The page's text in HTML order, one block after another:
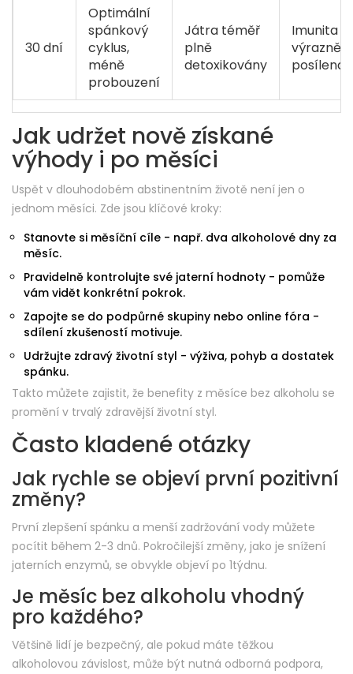
30 dní
Optimální
spánkový
cyklus,
méně
probouzení
Játra téměř
plně
detoxikovány
Imunita
výrazně
posílena
Jak udržet nově získané
výhody i po měsíci
Uspět v dlouhodobém abstinentním životě není jen o
jednom měsíci. Zde jsou klíčové kroky:
Stanovte si měsíční cíle - např. dva alkoholové dny za
měsíc.
Pravidelně kontrolujte své jaterní hodnoty - pomůže
vám vidět konkrétní pokrok.
Zapojte se do podpůrné skupiny nebo online fóra -
sdílení zkušeností motivuje.
Udržujte zdravý životní styl - výživa, pohyb a dostatek
spánku.
Takto můžete zajistit, že benefity z měsíce bez alkoholu se
promění v trvalý zdravější životní styl.
Často kladené otázky
Jak rychle se objeví první pozitivní
změny?
První zlepšení spánku a menší zadržování vody můžete
pocítit během 2-3 dnů. Pokročilejší změny, jako je snížení
jaterních enzymů, se obvykle objeví po 1týdnu.
Je měsíc bez alkoholu vhodný
pro každého?
Většině lidí je bezpečný, ale pokud máte těžkou
alkoholovou závislost, může být nutná odborná podpora,